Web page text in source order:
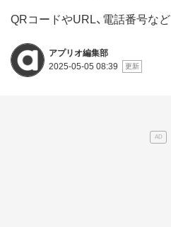
QRコードやURL、電話番号など
アプリオ編集部
2025-05-05 08:39